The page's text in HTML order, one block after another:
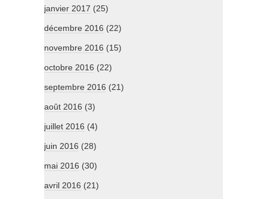
janvier 2017 (25)
décembre 2016 (22)
novembre 2016 (15)
octobre 2016 (22)
septembre 2016 (21)
août 2016 (3)
juillet 2016 (4)
juin 2016 (28)
mai 2016 (30)
avril 2016 (21)